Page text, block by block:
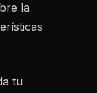
la
tu